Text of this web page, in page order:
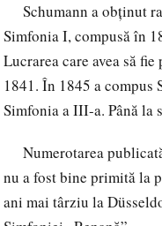
Schumann a obținut
Simfonia I, compusă în
Lucrarea care avea să
1841. În 1845 a compus
Simfonia a III-a. Până la
Numerotarea
nu a fost bine primită la
ani mai târziu la